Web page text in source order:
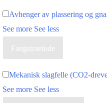
Avhenger av plassering og
See more See less
Fangstmetode
Mekanisk slagfelle (CO2-
See more See less